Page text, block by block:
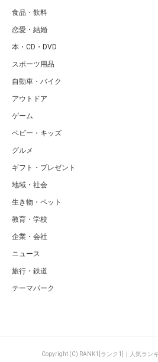
食品・飲料
恋愛・結婚
本・CD・DVD
スポーツ用品
自動車・バイク
アウトドア
ゲーム
ベビー・キッズ
グルメ
ギフト・プレゼント
地域・社会
生き物・ペット
教育・学校
企業・会社
ニュース
旅行・鉄道
テーマパーク
Copyright (C) RANK1[ランク1]｜人気ラン